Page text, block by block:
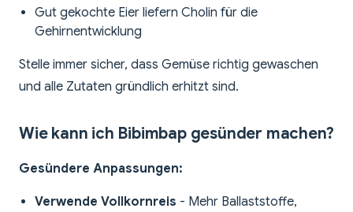
Gut gekochte Eier liefern Cholin für die
Gehirnentwicklung
Stelle immer sicher, dass Gemüse richtig gewaschen
und alle Zutaten gründlich erhitzt sind.
Wie kann ich Bibimbap gesünder machen?
Gesündere Anpassungen:
Verwende Vollkornreis - Mehr Ballaststoffe,